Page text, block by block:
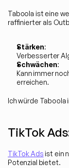
Taboola ist eine
raffinierter als
Stärken:
Verbesserter
Schwächen:
Kann immer
erreichen.
Ich würde Taboola
TikTok
TikTok Ads ist ein
Potenzial bietet.